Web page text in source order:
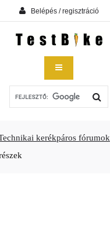
Belépés / regisztráció
kerékpáros fórumok